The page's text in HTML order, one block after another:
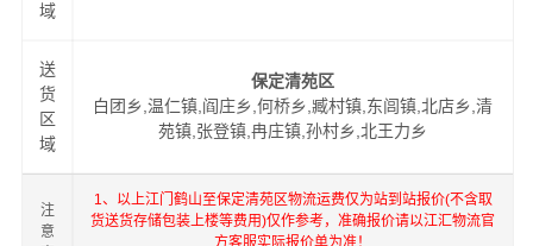
域
送
货
区
域
保定清苑区
白团乡,温仁镇,阎庄乡,何桥乡,臧村镇,东闾镇,北店乡,清
苑镇,张登镇,冉庄镇,孙村乡,北王力乡
注
意
1、以上江门鹤山至保定清苑区物流运费仅为站到站报价(不含取
货送货存储包装上楼等费用)仅作参考，准确报价请以江汇物流官